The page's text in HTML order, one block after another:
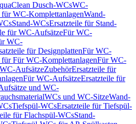
Dusch-WCsWC-
für WC-KomplettanlagenWand-
Stand-WCsErsatzteile für Stand-
für WC-AufsätzeFür WC-
WC-
für DesignplattenFür WC-
für Für WC-KomplettanlagenFür WC-
AufsätzeZubehörErsatzteile für
Für WC-AufsätzeErsatzteile für
und WC-
WCs und WC-SitzeWand-
Tiefspül-WCsErsatzteile für Tiefspül-
für Flachspül-WCsStand-